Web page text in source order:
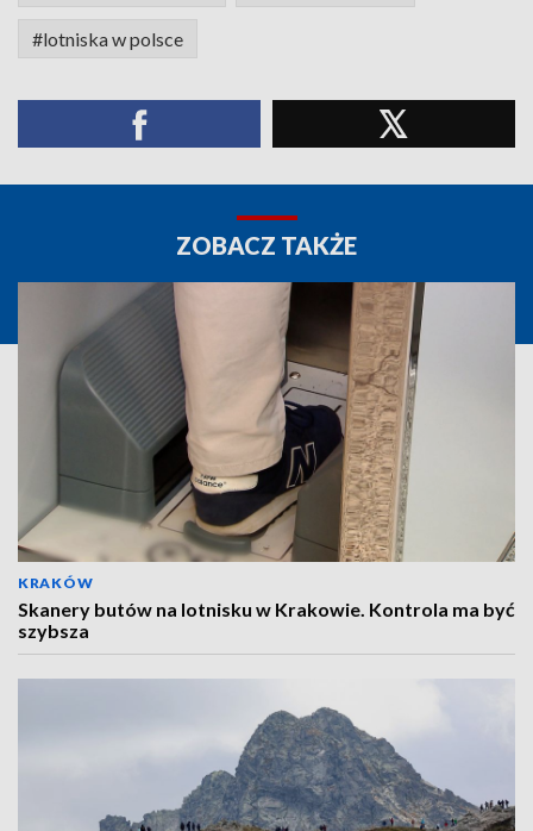
#lotniska w polsce
ZOBACZ TAKŻE
KRAKÓW
Skanery butów na lotnisku w Krakowie. Kontrola ma być
szybsza